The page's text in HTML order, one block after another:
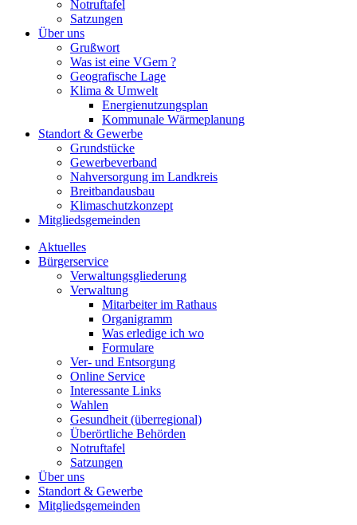
Notruftafel
Satzungen
Über uns
Grußwort
Was ist eine VGem ?
Geografische Lage
Klima & Umwelt
Energienutzungsplan
Kommunale Wärmeplanung
Standort & Gewerbe
Grundstücke
Gewerbeverband
Nahversorgung im Landkreis
Breitbandausbau
Klimaschutzkonzept
Mitgliedsgemeinden
Aktuelles
Bürgerservice
Verwaltungsgliederung
Verwaltung
Mitarbeiter im Rathaus
Organigramm
Was erledige ich wo
Formulare
Ver- und Entsorgung
Online Service
Interessante Links
Wahlen
Gesundheit (überregional)
Überörtliche Behörden
Notruftafel
Satzungen
Über uns
Standort & Gewerbe
Mitgliedsgemeinden